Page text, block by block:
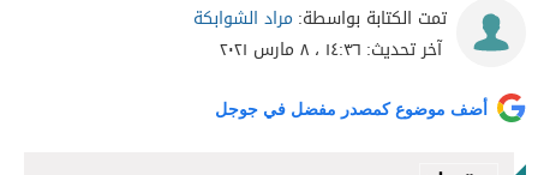
تمت الكتابة بواسطة: مراد الشوابكة
آخر تحديث: ١٤:٣٦ ، ٨ مارس ٢٠٢١
أضف موضوع كمصدر مفضل في جوجل